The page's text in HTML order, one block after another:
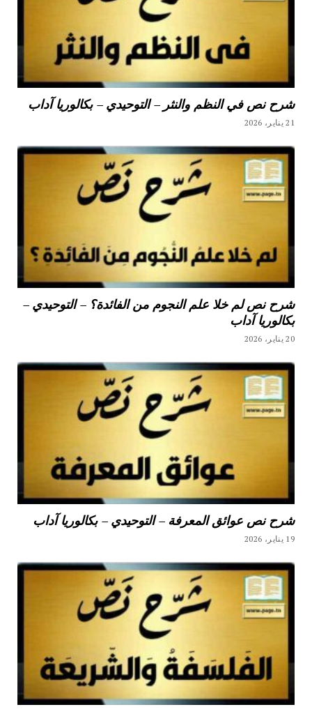
شرح نص في النظم والنثر – التوحيدي – بكالوريا آداب
21 يناير، 2026
شرح نص لم خلا علم النجوم من الفائدة؟ – التوحيدي –
بكالوريا آداب
20 يناير، 2026
شرح نص عوائق المعرفة – التوحيدي – بكالوريا آداب
19 يناير، 2026